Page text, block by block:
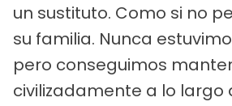
un sustituto. Como si no
su familia. Nunca
pero conseguimos
civilizadamente a lo largo